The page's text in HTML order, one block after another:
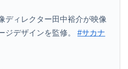
ディレクター田中裕介が映像
ジデザインを監修。#サカナ